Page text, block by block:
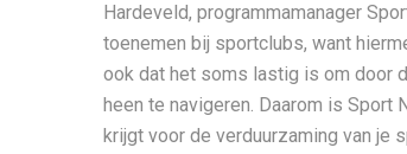
Hardeveld, programmamanager
toenemen bij sportclubs, want
ook dat het soms lastig is om door
heen te navigeren. Daarom is Sport
krijgt voor de verduurzaming van je